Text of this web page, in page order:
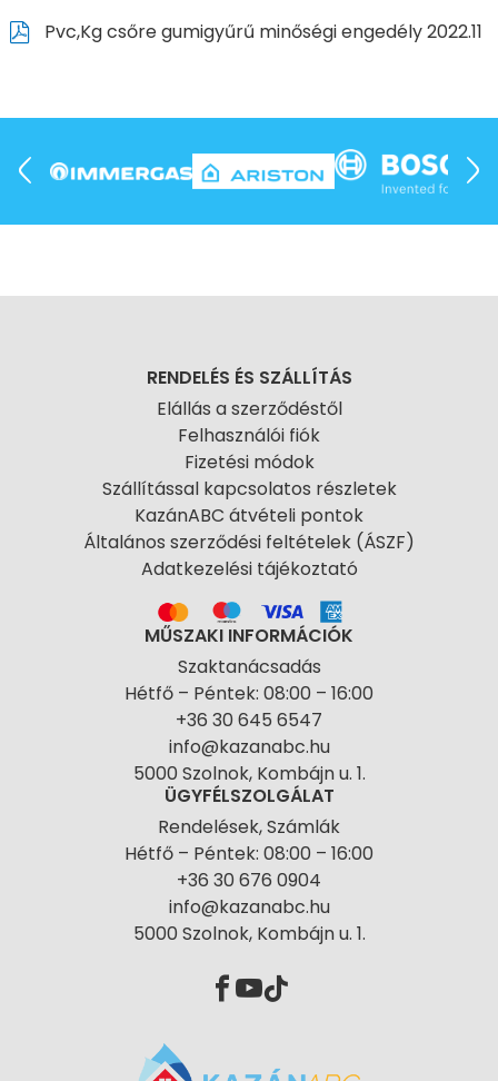
Pvc,Kg csőre gumigyűrű minőségi engedély 2022.11
RENDELÉS ÉS SZÁLLÍTÁS
Elállás a szerződéstől
Felhasználói fiók
Fizetési módok
Szállítással kapcsolatos részletek
KazánABC átvételi pontok
Általános szerződési feltételek (ÁSZF)
Adatkezelési tájékoztató
MŰSZAKI INFORMÁCIÓK
Szaktanácsadás
Hétfő – Péntek: 08:00 – 16:00
+36 30 645 6547
info@kazanabc.hu
5000 Szolnok, Kombájn u. 1.
ÜGYFÉLSZOLGÁLAT
Rendelések, Számlák
Hétfő – Péntek: 08:00 – 16:00
+36 30 676 0904
info@kazanabc.hu
5000 Szolnok, Kombájn u. 1.